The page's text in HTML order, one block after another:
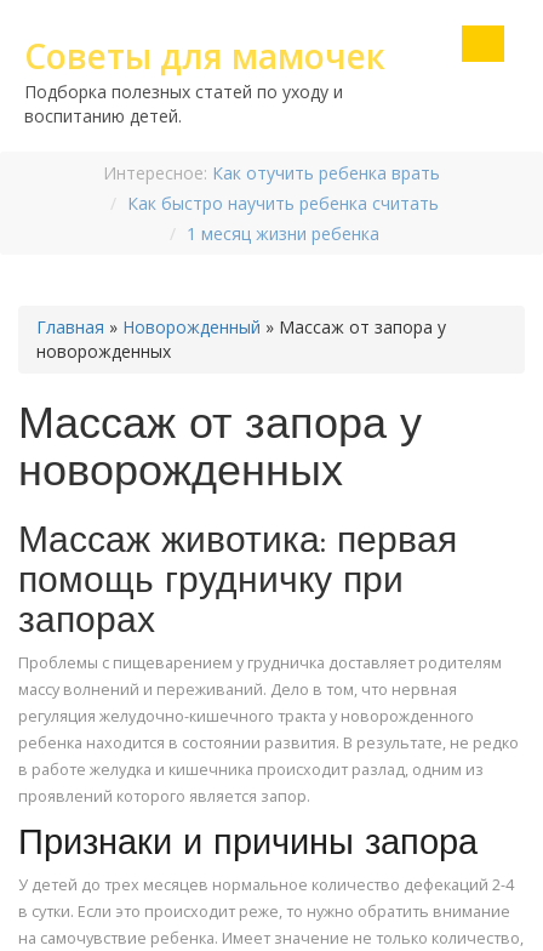
Советы для мамочек
Подборка полезных статей по уходу и
воспитанию детей.
Интересное: Как отучить ребенка врать
Как быстро научить ребенка считать
1 месяц жизни ребенка
Главная » Новорожденный » Массаж от запора у
новорожденных
Массаж от запора у
новорожденных
Массаж животика: первая
помощь грудничку при
запорах
Проблемы с пищеварением у грудничка доставляет родителям
массу волнений и переживаний. Дело в том, что нервная
регуляция желудочно-кишечного тракта у новорожденного
ребенка находится в состоянии развития. В результате, не редко
в работе желудка и кишечника происходит разлад, одним из
проявлений которого является запор.
Признаки и причины запора
У детей до трех месяцев нормальное количество дефекаций 2-4
в сутки. Если это происходит реже, то нужно обратить внимание
на самочувствие ребенка. Имеет значение не только количество,